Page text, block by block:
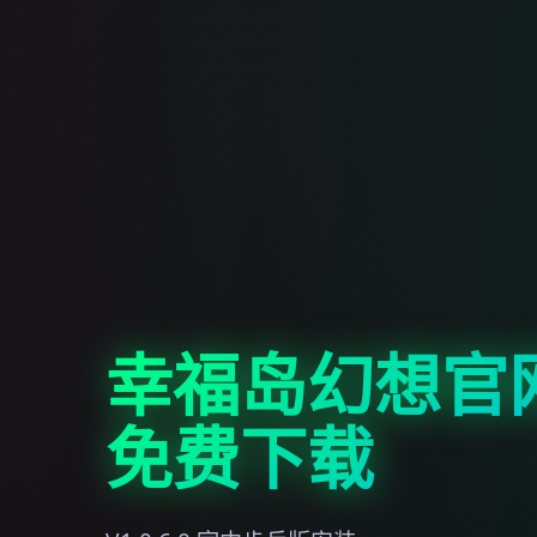
幸福岛幻想
免费下载